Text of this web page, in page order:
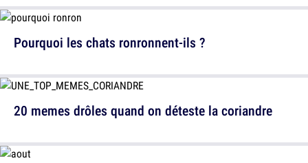
Pourquoi les chats ronronnent-ils ?
20 memes drôles quand on déteste la coriandre